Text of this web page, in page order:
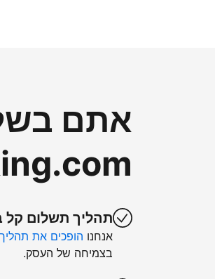
אתם
תהליך תשלום קל
אנחנו הופכים את
בצמיחה של העסק.